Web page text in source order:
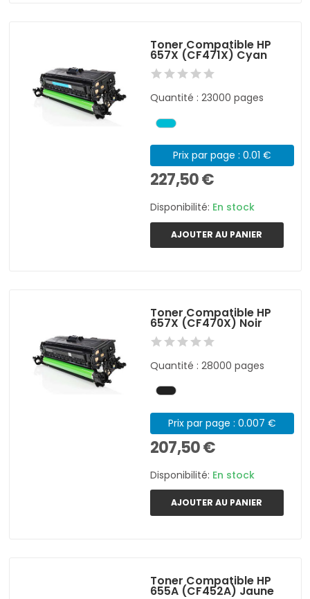
Toner Compatible HP
657X (CF471X) Cyan
Quantité : 23000 pages
Prix par page : 0.01 €
227,50 €
Disponibilité: En stock
AJOUTER AU PANIER
Toner Compatible HP
657X (CF470X) Noir
Quantité : 28000 pages
Prix par page : 0.007 €
207,50 €
Disponibilité: En stock
AJOUTER AU PANIER
Toner Compatible HP
655A (CF452A) Jaune